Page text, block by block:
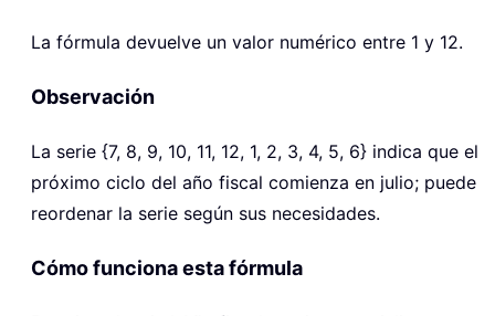
La fórmula devuelve un valor numérico entre 1 y 12.
Observación
La serie {7, 8, 9, 10, 11, 12, 1, 2, 3, 4, 5, 6} indica que el
próximo ciclo del año fiscal comienza en julio; puede
reordenar la serie según sus necesidades.
Cómo funciona esta fórmula